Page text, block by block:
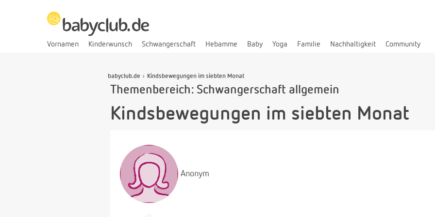
Vornamen Kinderwunsch Schwangerschaft Hebamme Baby Yoga Familie Nachhaltigkeit Community
babyclub.de Kindsbewegungen im siebten Monat
Themenbereich: Schwangerschaft allgemein
Kindsbewegungen im siebten Monat
Anonym